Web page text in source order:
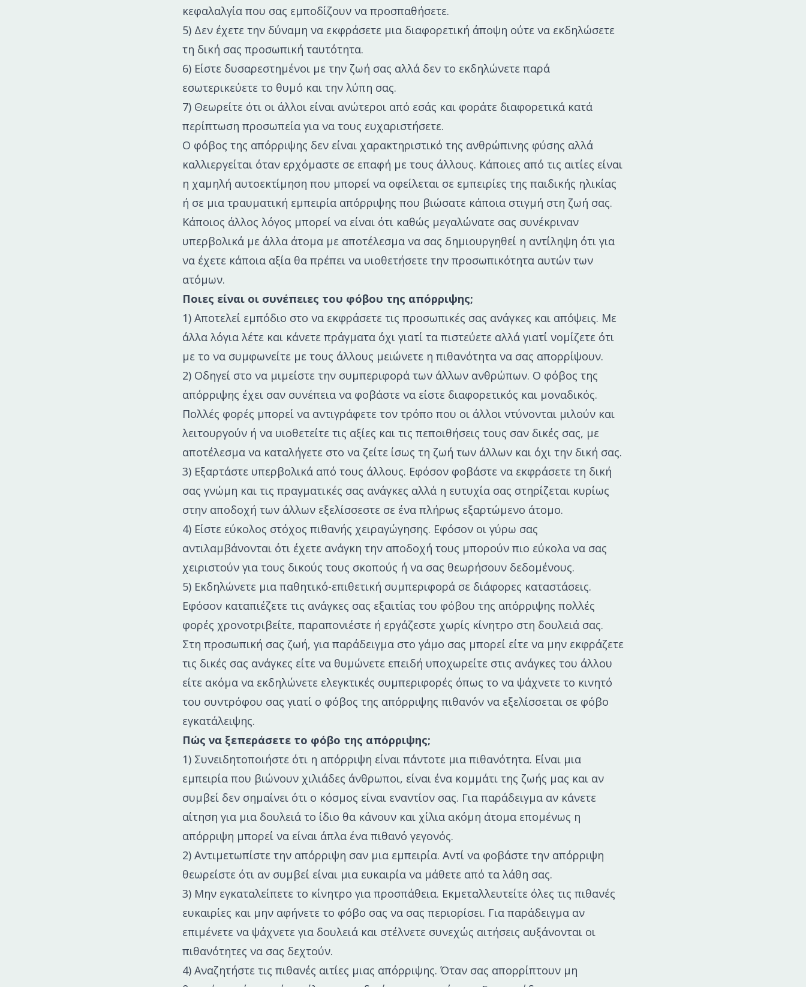
κεφαλαλγία που σας εμποδίζουν να προσπαθήσετε.
5) Δεν έχετε την δύναμη να εκφράσετε μια διαφορετική άποψη ούτε να εκδηλώσετε
τη δική σας προσωπική ταυτότητα.
6) Είστε δυσαρεστημένοι με την ζωή σας αλλά δεν το εκδηλώνετε παρά
εσωτερικεύετε το θυμό και την λύπη σας.
7) Θεωρείτε ότι οι άλλοι είναι ανώτεροι από εσάς και φοράτε διαφορετικά κατά
περίπτωση προσωπεία για να τους ευχαριστήσετε.
Ο φόβος της απόρριψης δεν είναι χαρακτηριστικό της ανθρώπινης φύσης αλλά
καλλιεργείται όταν ερχόμαστε σε επαφή με τους άλλους. Κάποιες από τις αιτίες είναι
η χαμηλή αυτοεκτίμηση που μπορεί να οφείλεται σε εμπειρίες της παιδικής ηλικίας
ή σε μια τραυματική εμπειρία απόρριψης που βιώσατε κάποια στιγμή στη ζωή σας.
Κάποιος άλλος λόγος μπορεί να είναι ότι καθώς μεγαλώνατε σας συνέκριναν
υπερβολικά με άλλα άτομα με αποτέλεσμα να σας δημιουργηθεί η αντίληψη ότι για
να έχετε κάποια αξία θα πρέπει να υιοθετήσετε την προσωπικότητα αυτών των
ατόμων.
Ποιες είναι οι συνέπειες του φόβου της απόρριψης;
1) Αποτελεί εμπόδιο στο να εκφράσετε τις προσωπικές σας ανάγκες και απόψεις. Με
άλλα λόγια λέτε και κάνετε πράγματα όχι γιατί τα πιστεύετε αλλά γιατί νομίζετε ότι
με το να συμφωνείτε με τους άλλους μειώνετε η πιθανότητα να σας απορρίψουν.
2) Οδηγεί στο να μιμείστε την συμπεριφορά των άλλων ανθρώπων. Ο φόβος της
απόρριψης έχει σαν συνέπεια να φοβάστε να είστε διαφορετικός και μοναδικός.
Πολλές φορές μπορεί να αντιγράφετε τον τρόπο που οι άλλοι ντύνονται μιλούν και
λειτουργούν ή να υιοθετείτε τις αξίες και τις πεποιθήσεις τους σαν δικές σας, με
αποτέλεσμα να καταλήγετε στο να ζείτε ίσως τη ζωή των άλλων και όχι την δική σας.
3) Εξαρτάστε υπερβολικά από τους άλλους. Εφόσον φοβάστε να εκφράσετε τη δική
σας γνώμη και τις πραγματικές σας ανάγκες αλλά η ευτυχία σας στηρίζεται κυρίως
στην αποδοχή των άλλων εξελίσσεστε σε ένα πλήρως εξαρτώμενο άτομο.
4) Είστε εύκολος στόχος πιθανής χειραγώγησης. Εφόσον οι γύρω σας
αντιλαμβάνονται ότι έχετε ανάγκη την αποδοχή τους μπορούν πιο εύκολα να σας
χειριστούν για τους δικούς τους σκοπούς ή να σας θεωρήσουν δεδομένους.
5) Εκδηλώνετε μια παθητικό-επιθετική συμπεριφορά σε διάφορες καταστάσεις.
Εφόσον καταπιέζετε τις ανάγκες σας εξαιτίας του φόβου της απόρριψης πολλές
φορές χρονοτριβείτε, παραπονιέστε ή εργάζεστε χωρίς κίνητρο στη δουλειά σας.
Στη προσωπική σας ζωή, για παράδειγμα στο γάμο σας μπορεί είτε να μην εκφράζετε
τις δικές σας ανάγκες είτε να θυμώνετε επειδή υποχωρείτε στις ανάγκες του άλλου
είτε ακόμα να εκδηλώνετε ελεγκτικές συμπεριφορές όπως το να ψάχνετε το κινητό
του συντρόφου σας γιατί ο φόβος της απόρριψης πιθανόν να εξελίσσεται σε φόβο
εγκατάλειψης.
Πώς να ξεπεράσετε το φόβο της απόρριψης;
1) Συνειδητοποιήστε ότι η απόρριψη είναι πάντοτε μια πιθανότητα. Είναι μια
εμπειρία που βιώνουν χιλιάδες άνθρωποι, είναι ένα κομμάτι της ζωής μας και αν
συμβεί δεν σημαίνει ότι ο κόσμος είναι εναντίον σας. Για παράδειγμα αν κάνετε
αίτηση για μια δουλειά το ίδιο θα κάνουν και χίλια ακόμη άτομα επομένως η
απόρριψη μπορεί να είναι άπλα ένα πιθανό γεγονός.
2) Αντιμετωπίστε την απόρριψη σαν μια εμπειρία. Αντί να φοβάστε την απόρριψη
θεωρείστε ότι αν συμβεί είναι μια ευκαιρία να μάθετε από τα λάθη σας.
3) Μην εγκαταλείπετε το κίνητρο για προσπάθεια. Εκμεταλλευτείτε όλες τις πιθανές
ευκαιρίες και μην αφήνετε το φόβο σας να σας περιορίσει. Για παράδειγμα αν
επιμένετε να ψάχνετε για δουλειά και στέλνετε συνεχώς αιτήσεις αυξάνονται οι
πιθανότητες να σας δεχτούν.
4) Αναζητήστε τις πιθανές αιτίες μιας απόρριψης. Όταν σας απορρίπτουν μη